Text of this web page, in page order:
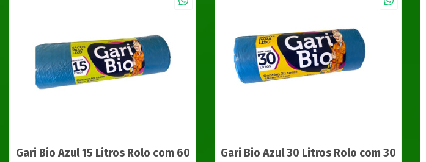
Gari Bio Azul 15 Litros Rolo com 60
Gari Bio Azul 30 Litros Rolo com 30